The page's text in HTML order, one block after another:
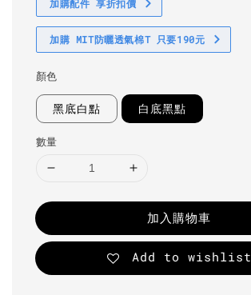
加購配件 享折扣價
加購 MIT防曬透氣棉T 只要190元
顏色
黑底白點 白底黑點
數量
加入購物車
Add to wishlist